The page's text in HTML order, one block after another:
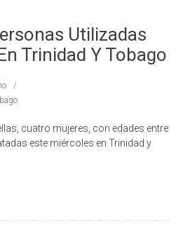
Utilizadas
Trinidad Y Tobago
cuatro mujeres, con edades entre
este miércoles en Trinidad y